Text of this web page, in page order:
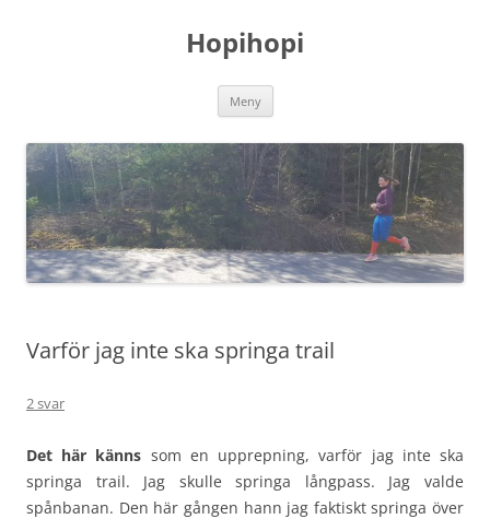
Hopihopi
Meny
Varför jag inte ska springa trail
2 svar
Det här känns som en upprepning, varför jag inte ska
springa trail. Jag skulle springa långpass. Jag valde
spånbanan. Den här gången hann jag faktiskt springa över